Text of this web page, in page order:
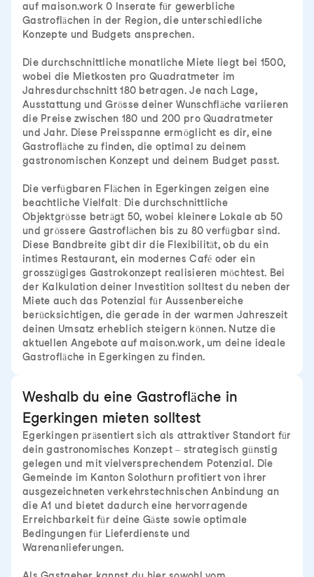
auf maison.work 0 Inserate für gewerbliche
Gastroflächen in der Region, die unterschiedliche
Konzepte und Budgets ansprechen.
Die durchschnittliche monatliche Miete liegt bei 1500,
wobei die Mietkosten pro Quadratmeter im
Jahresdurchschnitt 180 betragen. Je nach Lage,
Ausstattung und Grösse deiner Wunschfläche variieren
die Preise zwischen 180 und 200 pro Quadratmeter
und Jahr. Diese Preisspanne ermöglicht es dir, eine
Gastrofläche zu finden, die optimal zu deinem
gastronomischen Konzept und deinem Budget passt.
Die verfügbaren Flächen in Egerkingen zeigen eine
beachtliche Vielfalt: Die durchschnittliche
Objektgrösse beträgt 50, wobei kleinere Lokale ab 50
und grössere Gastroflächen bis zu 80 verfügbar sind.
Diese Bandbreite gibt dir die Flexibilität, ob du ein
intimes Restaurant, ein modernes Café oder ein
grosszügiges Gastrokonzept realisieren möchtest. Bei
der Kalkulation deiner Investition solltest du neben der
Miete auch das Potenzial für Aussenbereiche
berücksichtigen, die gerade in der warmen Jahreszeit
deinen Umsatz erheblich steigern können. Nutze die
aktuellen Angebote auf maison.work, um deine ideale
Gastrofläche in Egerkingen zu finden.
Weshalb du eine Gastrofläche in
Egerkingen mieten solltest
Egerkingen präsentiert sich als attraktiver Standort für
dein gastronomisches Konzept – strategisch günstig
gelegen und mit vielversprechendem Potenzial. Die
Gemeinde im Kanton Solothurn profitiert von ihrer
ausgezeichneten verkehrstechnischen Anbindung an
die A1 und bietet dadurch eine hervorragende
Erreichbarkeit für deine Gäste sowie optimale
Bedingungen für Lieferdienste und
Warenanlieferungen.